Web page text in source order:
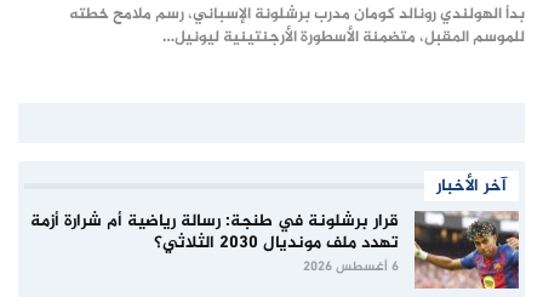
بدأ الهولندي رونالد كومان مدرب برشلونة الإسباني، رسم ملامح خطته
للموسم المقبل، متضمنة الأسطورة الأرجنتينية ليونيل…
آخر الأخبار
قرار برشلونة في طنجة: رسالة رياضية أم شرارة أزمة
تهدد ملف مونديال 2030 الثلاثي؟
6 أغسطس 2026